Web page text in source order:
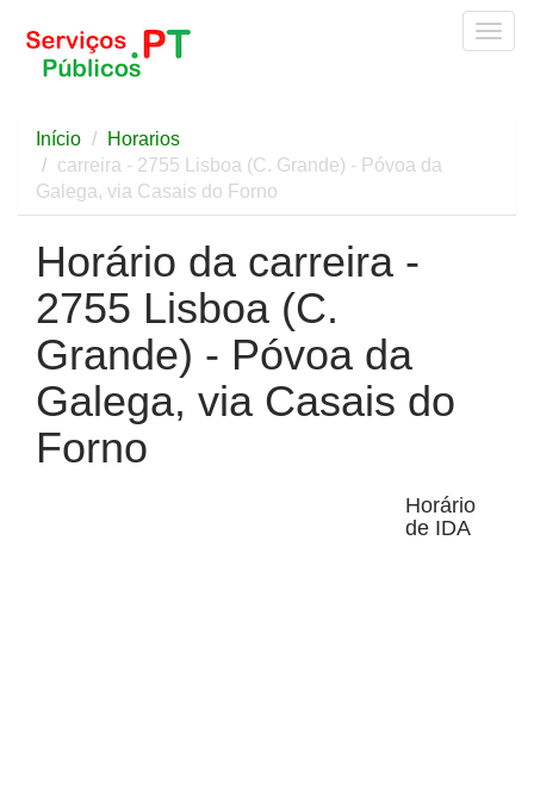
Início
Horarios
carreira - 2755 Lisboa (C. Grande) - Póvoa da
Galega, via Casais do Forno
Horário da carreira -
2755 Lisboa (C.
Grande) - Póvoa da
Galega, via Casais do
Forno
Horário
de IDA